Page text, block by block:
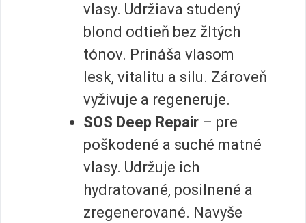
vlasy. Udržiava studený
blond odtieň bez žltých
tónov. Prináša vlasom
lesk, vitalitu a silu. Zároveň
vyživuje a regeneruje.
SOS Deep Repair – pre
poškodené a suché matné
vlasy. Udržuje ich
hydratované, posilnené a
zregenerované. Navyše